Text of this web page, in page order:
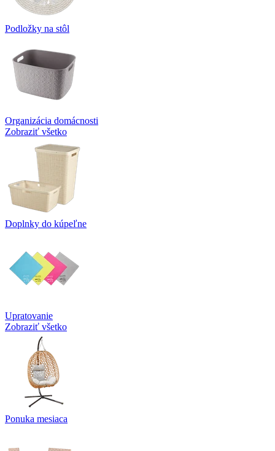
Podložky na stôl
Organizácia domácnosti
Zobraziť všetko
Doplnky do kúpeľne
Upratovanie
Zobraziť všetko
Ponuka mesiaca